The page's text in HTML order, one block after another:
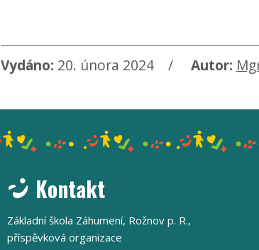
Vydáno: 20. února 2024 Autor:
Kontakt
Základní škola Záhumení, Rožnov p. R.,
příspěvková organizace